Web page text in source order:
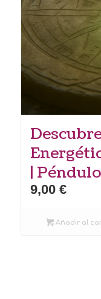
|
9,00 €
Añadir al